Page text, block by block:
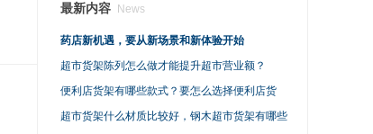
最新内容 News
药店新机遇，要从新场景和新体验开始
超市货架陈列怎么做才能提升超市营业额？
便利店货架有哪些款式？要怎么选择便利店货
架？
超市货架什么材质比较好，钢木超市货架有哪些